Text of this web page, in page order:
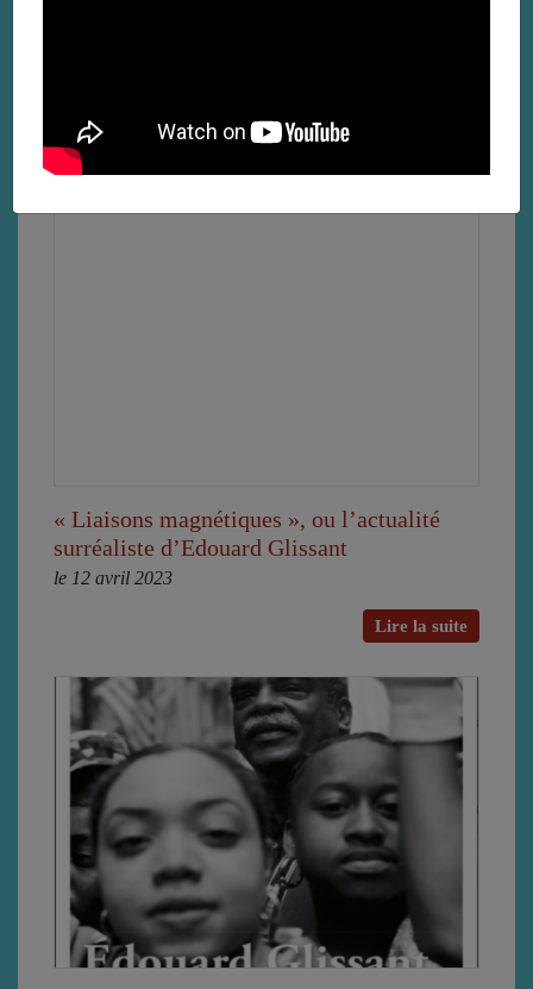
« Liaisons magnétiques », ou l’actualité
surréaliste d’Edouard Glissant
le 12 avril 2023
Lire la suite